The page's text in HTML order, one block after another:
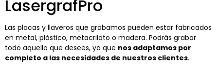
LasergrafPro
Las placas y llaveros que grabamos pueden estar fabricados
en metal, plástico, metacrilato o madera. Podrás grabar
todo aquello que desees, ya que nos adaptamos por
completo a las necesidades de nuestros clientes.